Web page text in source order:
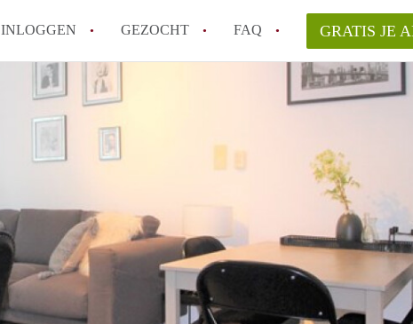
INLOGGEN GEZOCHT FAQ
Amsterdam?
Wat zijn de voordelen van het huren van een appartement in
Hoe vind je een goedkoop appartement in Amsterdam?
Wat zijn de verplichtingen van een verhuurder van een huur
Kan je beter een appartement huren of kopen in Amsterdam?
Alle veelgestelde vragen
GRATIS JE